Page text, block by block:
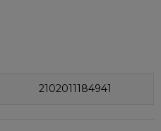
2102011184941